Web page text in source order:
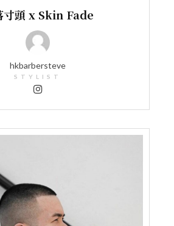
寸頭 x Skin Fade
hkbarbersteve
STYLIST